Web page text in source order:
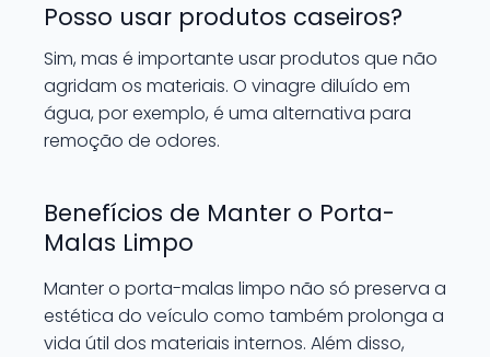
Posso usar produtos caseiros?
Sim, mas é importante usar produtos que não
agridam os materiais. O vinagre diluído em
água, por exemplo, é uma alternativa para
remoção de odores.
Benefícios de Manter o Porta-
Malas Limpo
Manter o porta-malas limpo não só preserva a
estética do veículo como também prolonga a
vida útil dos materiais internos. Além disso,